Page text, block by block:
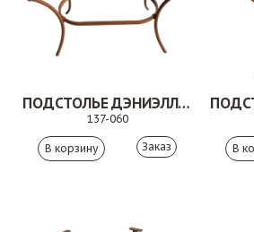
ПОДСТОЛЬЕ ДЭНИЭЛЛА БАМБУК
137-060
Заказ